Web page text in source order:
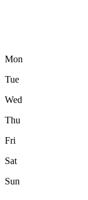
Mon
Tue
Wed
Thu
Fri
Sat
Sun